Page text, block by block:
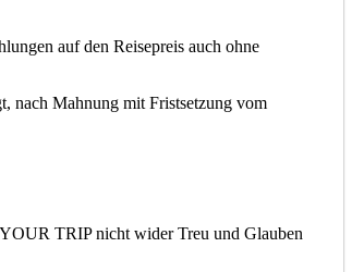
auf den Reisepreis auch ohne
nach Mahnung mit Fristsetzung vom
TRIP nicht wider Treu und Glauben